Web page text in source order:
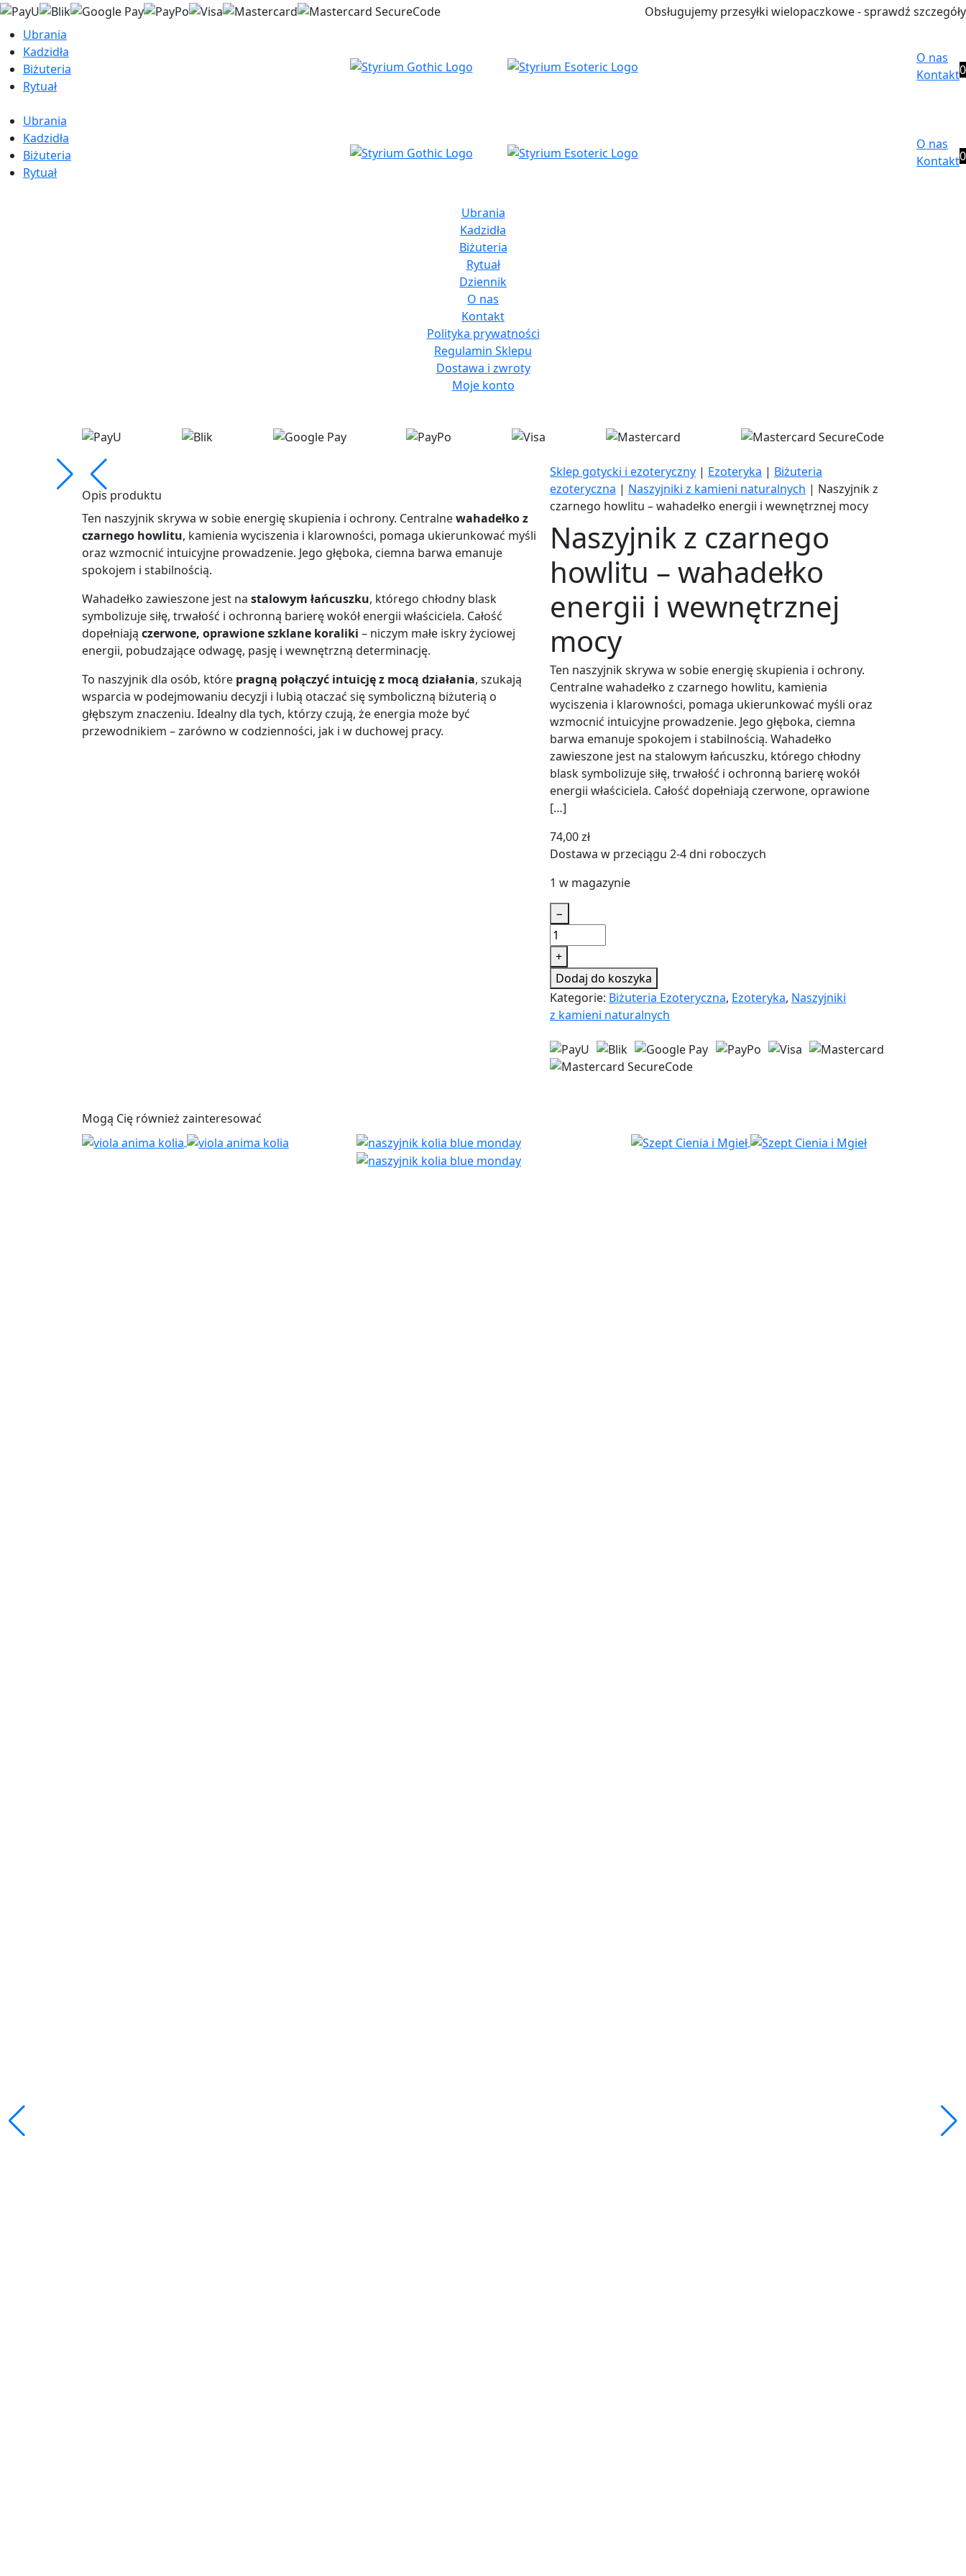
Obsługujemy przesyłki wielopaczkowe - sprawdź szczegóły
Ubrania
Kadzidła
Biżuteria
Rytuał
O nas
Kontakt0
Ubrania
Kadzidła
Biżuteria
Rytuał
O nas
Kontakt0
Ubrania
Kadzidła
Biżuteria
Rytuał
Dziennik
O nas
Kontakt
Polityka prywatności
Regulamin Sklepu
Dostawa i zwroty
Moje konto
Sklep gotycki i ezoteryczny | Ezoteryka | Biżuteria
ezoteryczna | Naszyjniki z kamieni naturalnych | Naszyjnik z
czarnego howlitu – wahadełko energii i wewnętrznej mocy
Naszyjnik z czarnego
howlitu – wahadełko
energii i wewnętrznej
mocy
Ten naszyjnik skrywa w sobie energię skupienia i ochrony.
Centralne wahadełko z czarnego howlitu, kamienia
wyciszenia i klarowności, pomaga ukierunkować myśli oraz
wzmocnić intuicyjne prowadzenie. Jego głęboka, ciemna
barwa emanuje spokojem i stabilnością. Wahadełko
zawieszone jest na stalowym łańcuszku, którego chłodny
blask symbolizuje siłę, trwałość i ochronną barierę wokół
energii właściciela. Całość dopełniają czerwone, oprawione
[…]
74,00zł
Dostawa w przeciągu 2-4 dni roboczych
1 w magazynie
−
Naszyjnik
z
howlitu
–
wahadełko
i
wewnętrznej
+
Dodaj do koszyka
Kategorie: Biżuteria Ezoteryczna, Ezoteryka, Naszyjniki
z kamieni naturalnych
Opis produktu
Ten naszyjnik skrywa w sobie energię skupienia i ochrony. Centralnewahadełko z
czarnego howlitu, kamienia wyciszenia i klarowności, pomaga ukierunkować myśli
oraz wzmocnić intuicyjne prowadzenie. Jego głęboka, ciemna barwa emanuje
spokojem i stabilnością.
Wahadełko zawieszone jest na stalowym łańcuszku, którego chłodny blask
symbolizuje siłę, trwałość i ochronną barierę wokół energii właściciela. Całość
dopełniają czerwone, oprawione szklane koraliki – niczym małe iskry życiowej
energii, pobudzające odwagę, pasję i wewnętrzną determinację.
To naszyjnik dla osób, które pragną połączyć intuicję z mocą działania, szukają
wsparcia w podejmowaniu decyzji i lubią otaczać się symboliczną biżuterią o
głębszym znaczeniu. Idealny dla tych, którzy czują, że energia może być
przewodnikiem – zarówno w codzienności, jak i w duchowej pracy.
Mogą Cię również zainteresować